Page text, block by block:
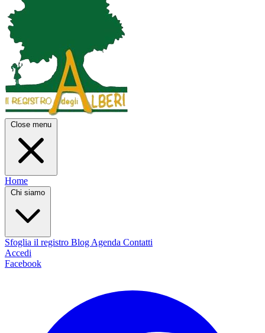
Close menu
Home
Chi siamo
Sfoglia il registro Blog Agenda Contatti
Accedi
Facebook